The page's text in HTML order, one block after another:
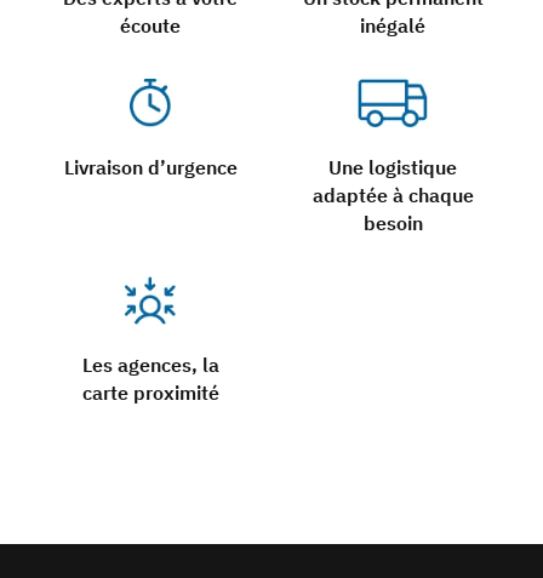
écoute
inégalé
Livraison d’urgence
Une logistique
adaptée à chaque
besoin
Les agences, la
carte proximité